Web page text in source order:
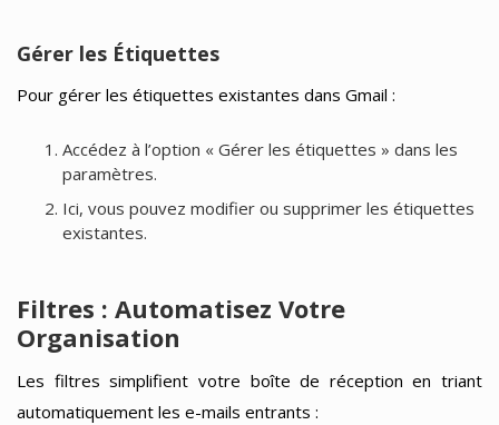
Gérer les Étiquettes
Pour gérer les étiquettes existantes dans Gmail :
Accédez à l’option « Gérer les étiquettes » dans les
paramètres.
Ici, vous pouvez modifier ou supprimer les étiquettes
existantes.
Filtres : Automatisez Votre
Organisation
Les filtres simplifient votre boîte de réception en triant
automatiquement les e-mails entrants :